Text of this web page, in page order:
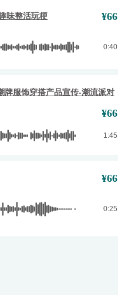
味整活玩梗 ¥66
0:40
牌服饰穿搭产品宣传-潮流派对
¥66
1:45
¥66
0:25